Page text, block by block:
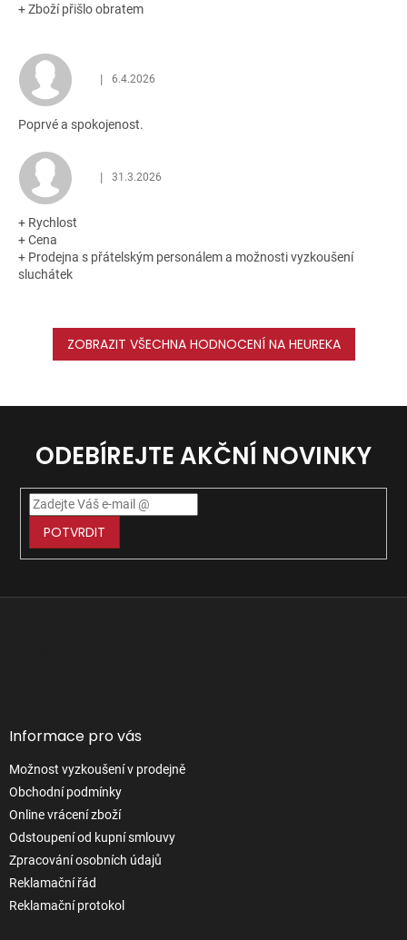
+ Zboží přišlo obratem
Hodnocení obchodu je 5 z 5 hvězdiček.
| 6.4.2026
Poprvé a spokojenost.
Hodnocení obchodu je 5 z 5 hvězdiček.
| 31.3.2026
+ Rychlost
+ Cena
+ Prodejna s přátelským personálem a možnosti vyzkoušení
sluchátek
ZOBRAZIT VŠECHNA HODNOCENÍ NA HEUREKA
ODEBÍREJTE AKČNÍ NOVINKY
POTVRDIT
Z
Informace pro vás
Možnost vyzkoušení v prodejně
Obchodní podmínky
Online vrácení zboží
Odstoupení od kupní smlouvy
Zpracování osobních údajů
Reklamační řád
Reklamační protokol